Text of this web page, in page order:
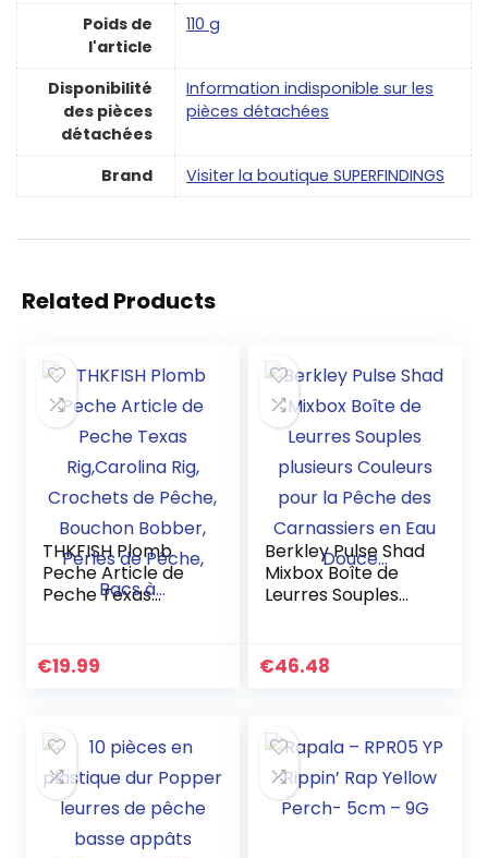
Poids de
l'article
‎110 g
Disponibilité
des pièces
détachées
‎Information indisponible sur les
pièces détachées
Brand Visiter la boutique SUPERFINDINGS
Related Products
THKFISH Plomb
Peche Article de
Peche Texas
Pêche, Bouchon
€19.99
Berkley Pulse Shad
Mixbox Boîte de
Leurres Souples
Carnassiers en Eau
€46.48